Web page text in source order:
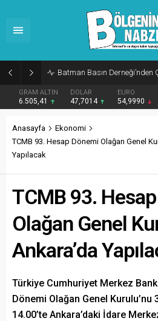
Zabıta Ekiplerinden Yol ve
GRAM ALTIN
6.505,41
DOLAR
47,7014
EURO
54,9990
Anasayfa
Ekonomi
TCMB 93. Hesap Dönemi Olağan Genel
Yapılacak
TCMB 93.
Olağan Genel
Ankara’da
Türkiye Cumhuriyet Merkez
Dönemi Olağan Genel Kurulu’nu
14.00’te Ankara’daki İdare